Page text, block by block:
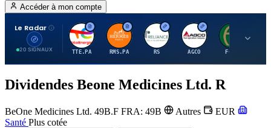
Accéder à mon compte
Le Radar
20 SIGNAUX
T
TTE.PA
H
RMS.PA
R
RS
A
AGCO FCFS
Dividendes Beone Medicines Ltd. R
BeOne Medicines Ltd. 49B.F FRA: 49B Autres
EUR
Santé Plus cotée